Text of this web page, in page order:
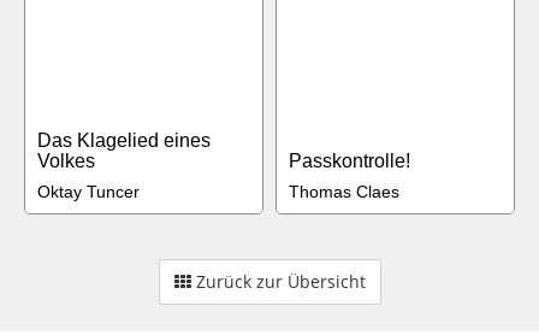
Das Klagelied eines
Volkes
Oktay Tuncer
Passkontrolle!
Thomas Claes
Zurück zur Übersicht